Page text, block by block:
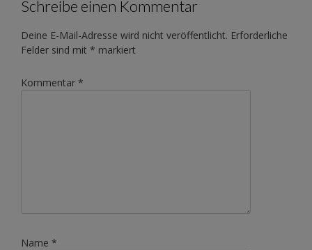
Schreibe einen Kommentar
Deine E-Mail-Adresse wird nicht veröffentlicht. Erforderliche
Felder sind mit * markiert
Kommentar *
Name *